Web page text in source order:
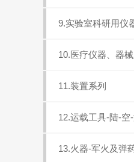
9.实验室科研用仪
10.医疗仪器、器
11.装置系列
12.运载工具-陆-空
13.火器-军火及弹